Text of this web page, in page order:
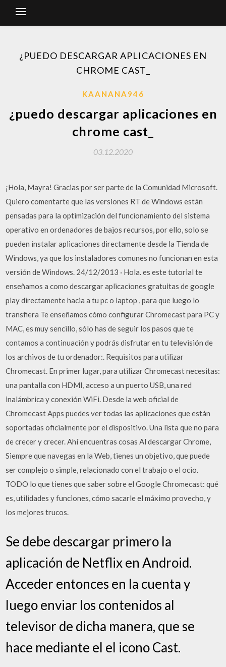
¿PUEDO DESCARGAR APLICACIONES EN
CHROME CAST_
KAANANA946
¿puedo descargar aplicaciones en
chrome cast_
03.12.2020
¡Hola, Mayra! Gracias por ser parte de la Comunidad Microsoft.
Quiero comentarte que las versiones RT de Windows están
pensadas para la optimización del funcionamiento del sistema
operativo en ordenadores de bajos recursos, por ello, solo se
pueden instalar aplicaciones directamente desde la Tienda de
Windows, ya que los instaladores comunes no funcionan en esta
versión de Windows. 24/12/2013 · Hola. es este tutorial te
enseñamos a como descargar aplicaciones gratuitas de google
play directamente hacia a tu pc o laptop , para que luego lo
transfiera Te enseñamos cómo configurar Chromecast para PC y
MAC, es muy sencillo, sólo has de seguir los pasos que te
contamos a continuación y podrás disfrutar en tu televisión de
los archivos de tu ordenador:. Requisitos para utilizar
Chromecast. En primer lugar, para utilizar Chromecast necesitas:
una pantalla con HDMI, acceso a un puerto USB, una red
inalámbrica y conexión WiFi. Desde la web oficial de
Chromecast Apps puedes ver todas las aplicaciones que están
soportadas oficialmente por el dispositivo. Una lista que no para
de crecer y crecer. Ahí encuentras cosas Al descargar Chrome,
Siempre que navegas en la Web, tienes un objetivo, que puede
ser complejo o simple, relacionado con el trabajo o el ocio.
TODO lo que tienes que saber sobre el Google Chromecast: qué
es, utilidades y funciones, cómo sacarle el máximo provecho, y
los mejores trucos.
Se debe descargar primero la
aplicación de Netflix en Android.
Acceder entonces en la cuenta y
luego enviar los contenidos al
televisor de dicha manera, que se
hace mediante el el icono Cast.